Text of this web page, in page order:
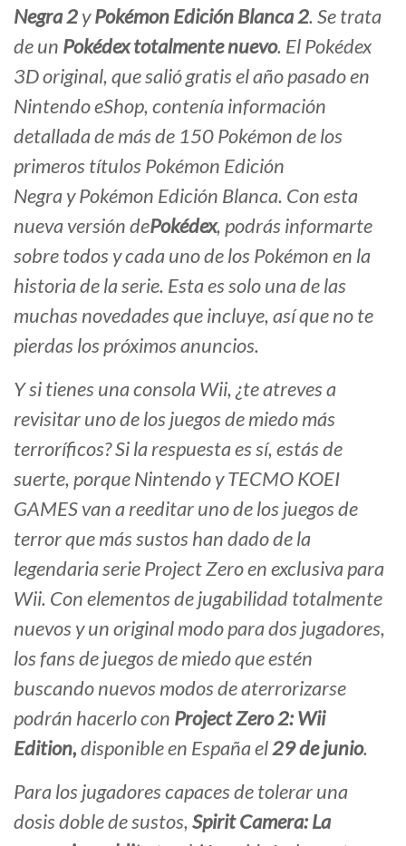
Negra 2yPokémon Edición Blanca 2. Se trata
de un Pokédextotalmente nuevo. ElPokédex
3Doriginal, que salió gratis el año pasado en
Nintendo eShop, contenía información
detallada de más de 150 Pokémon de los
primeros títulosPokémon Edición
NegrayPokémon Edición Blanca. Con esta
nueva versión dePokédex, podrás informarte
sobre todos y cada uno de los Pokémon en la
historia de la serie. Esta es solo una de las
muchas novedades que incluye, así que no te
pierdas los próximos anuncios.
Y si tienes una consola Wii, ¿te atreves a
revisitar uno de los juegos de miedo más
terroríficos? Si la respuesta es sí, estás de
suerte, porque Nintendo y TECMO KOEI
GAMES van a reeditar uno de los juegos de
terror que más sustos han dado de la
legendaria serieProject Zeroen exclusiva para
Wii. Con elementos de jugabilidad totalmente
nuevos y un original modo para dos jugadores,
los fans de juegos de miedo que estén
buscando nuevos modos de aterrorizarse
podrán hacerlo con Project Zero 2: Wii
Edition,disponible en España el29 de junio.
Para los jugadores capaces de tolerar una
dosis doble de sustos,Spirit Camera: La